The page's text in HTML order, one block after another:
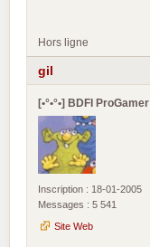
Hors ligne
gil
[•°•°•] BDFI ProGamer
Inscription : 18-01-2005
Messages : 5 541
Site Web